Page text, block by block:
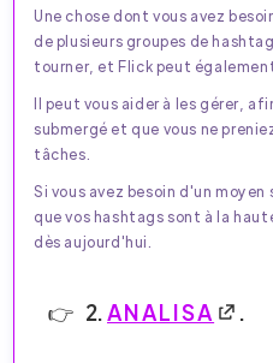
Une chose dont vous avez
de plusieurs groupes de
tourner, et Flick peut
Il peut vous aider à les gérer,
submergé et que vous ne
tâches.
Si vous avez besoin d'un
que vos hashtags sont à la
dès aujourd'hui.
2. ANALISA